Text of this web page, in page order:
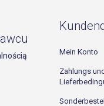
Mein Konto
Zahlungs und